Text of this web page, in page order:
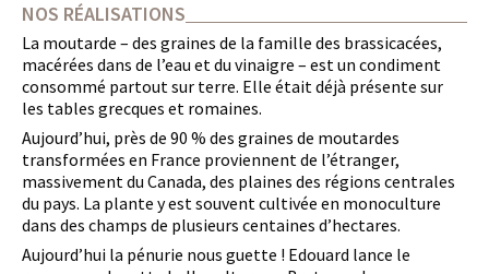
NOS RÉALISATIONS
La moutarde – des graines de la famille des brassicacées,
macérées dans de l’eau et du vinaigre – est un condiment
consommé partout sur terre. Elle était déjà présente sur
les tables grecques et romaines.
Aujourd’hui, près de 90 % des graines de moutardes
transformées en France proviennent de l’étranger,
massivement du Canada, des plaines des régions centrales
du pays. La plante y est souvent cultivée en monoculture
dans des champs de plusieurs centaines d’hectares.
Aujourd’hui la pénurie nous guette ! Edouard lance le